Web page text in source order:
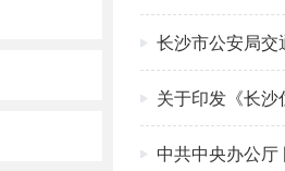
长沙市公安局
关于印发《长
中共中央办公